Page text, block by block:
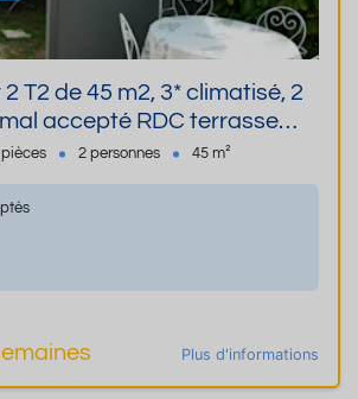
45 m2, 3* climatisé, 2
privés, wifi, linge fourni
2 personnes 45 m²
Plus d'informations